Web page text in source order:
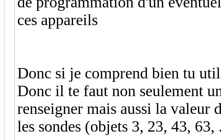
ces appareils
Donc si je comprend bien tu
Donc il te faut non seulement
renseigner mais aussi la valeur
les sondes (objets 3, 23, 43, 63,